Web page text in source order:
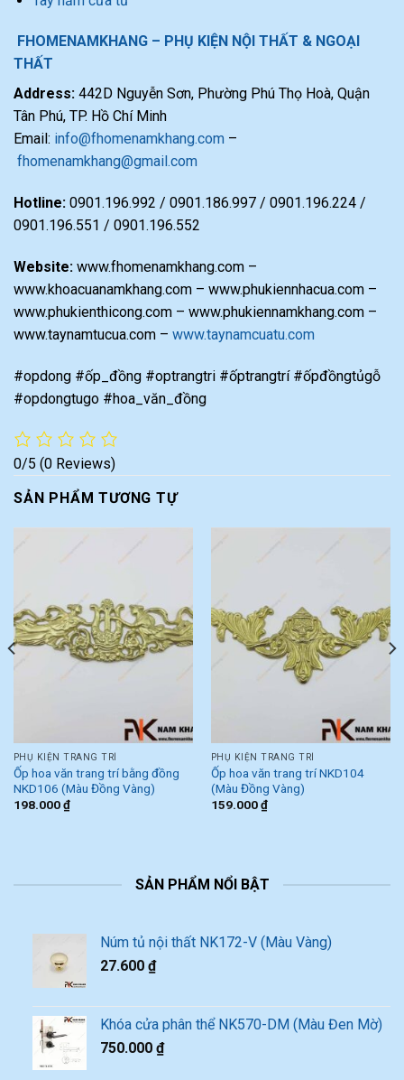
FHOMENAMKHANG – PHỤ KIỆN NỘI THẤT & NGOẠI
THẤT
Address: 442D Nguyễn Sơn, Phường Phú Thọ Hoà, Quận
Tân Phú, TP. Hồ Chí Minh
Email: info@fhomenamkhang.com –
fhomenamkhang@gmail.com
Hotline: 0901.196.992 / 0901.186.997 / 0901.196.224 /
0901.196.551 / 0901.196.552
Website: www.fhomenamkhang.com –
www.khoacuanamkhang.com – www.phukiennhacua.com –
www.phukienthicong.com – www.phukiennamkhang.com –
www.taynamtucua.com – www.taynamcuatu.com
#opdong #ốp_đồng #optrangtri #ốptrangtrí #ốpđồngtủgỗ
#opdongtugo #hoa_văn_đồng
0/5 (0 Reviews)
SẢN PHẨM TƯƠNG TỰ
PHỤ KIỆN TRANG TRÍ
Ốp hoa văn trang trí bằng đồng
NKD106 (Màu Đồng Vàng)
198.000₫
PHỤ KIỆN TRANG TRÍ
Ốp hoa văn trang trí NKD104
(Màu Đồng Vàng)
159.000₫
SẢN PHẨM NỔI BẬT
Núm tủ nội thất NK172-V (Màu Vàng)
27.600 ₫
Khóa cửa phân thể NK570-DM (Màu Đen Mờ)
750.000 ₫